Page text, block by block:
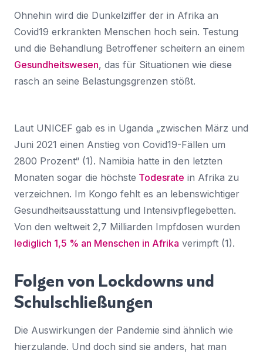
Ohnehin wird die Dunkelziffer der in Afrika an
Covid19 erkrankten Menschen hoch sein. Testung
und die Behandlung Betroffener scheitern an einem
Gesundheitswesen, das für Situationen wie diese
rasch an seine Belastungsgrenzen stößt.
Laut UNICEF gab es in Uganda „zwischen März und
Juni 2021 einen Anstieg von Covid19-Fällen um
2800 Prozent“ (1). Namibia hatte in den letzten
Monaten sogar die höchste Todesrate in Afrika zu
verzeichnen. Im Kongo fehlt es an lebenswichtiger
Gesundheitsausstattung und Intensivpflegebetten.
Von den weltweit 2,7 Milliarden Impfdosen wurden
lediglich 1,5 % an Menschen in Afrika verimpft (1).
Folgen von Lockdowns und
Schulschließungen
Die Auswirkungen der Pandemie sind ähnlich wie
hierzulande. Und doch sind sie anders, hat man